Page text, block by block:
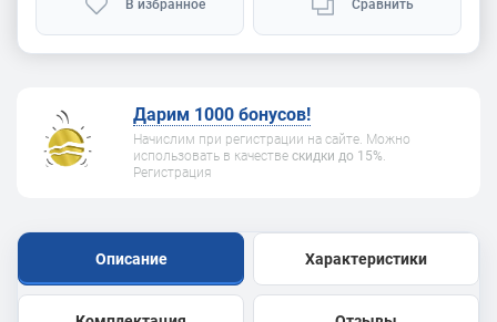
В избранное Сравнить
Дарим 1000 бонусов!
Начислим при регистрации на сайте. Можно
использовать в качестве скидки до 15%.
Регистрация
Описание Характеристики